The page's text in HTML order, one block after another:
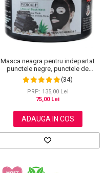
Masca neagra pentru indepartat
punctele negre, punctele de
grasime, efect anti-rid, Wokali cu
carbune activ, 300 g
(34)
PRP: 135,00 Lei
75,00 Lei
ADAUGA IN COS